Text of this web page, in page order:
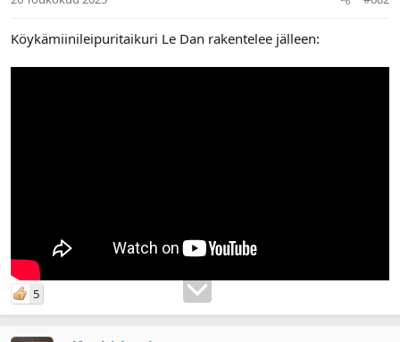
Köykämiinileipuritaikuri Le Dan rakentelee jälleen:
5